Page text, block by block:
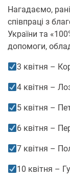
Нагадаємо,
співпраці з
України та
допомоги,
3 квітня –
4 квітня –
5 квітня –
6 квітня –
7 квітня –
10 квітня –